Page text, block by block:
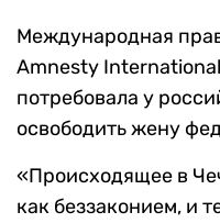
Международная
Amnesty
потребовала у
освободить жену
«Происходящее в
как беззаконием, и